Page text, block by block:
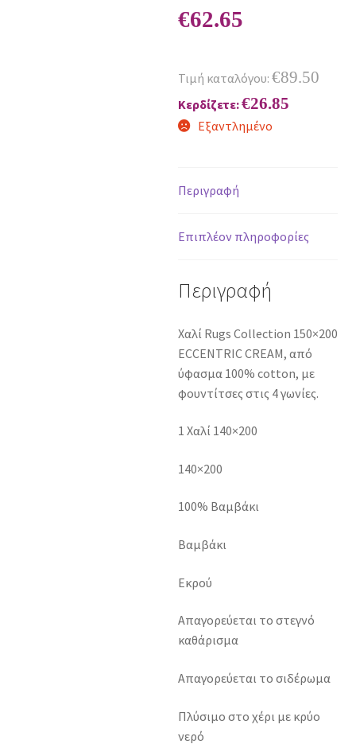
€62.65
Τιμή καταλόγου: €89.50
Κερδίζετε:€26.85
Εξαντλημένο
Περιγραφή
Επιπλέον πληροφορίες
Περιγραφή
Χαλί Rugs Collection 150×200
ECCENTRIC CREAM, από
ύφασμα 100% cotton, με
φουντίτσες στις 4 γωνίες.
1 Χαλί 140×200
140×200
100% Βαμβάκι
Βαμβάκι
Εκρού
Απαγορεύεται το στεγνό
καθάρισμα
Απαγορεύεται το σιδέρωμα
Πλύσιμο στο χέρι με κρύο
νερό